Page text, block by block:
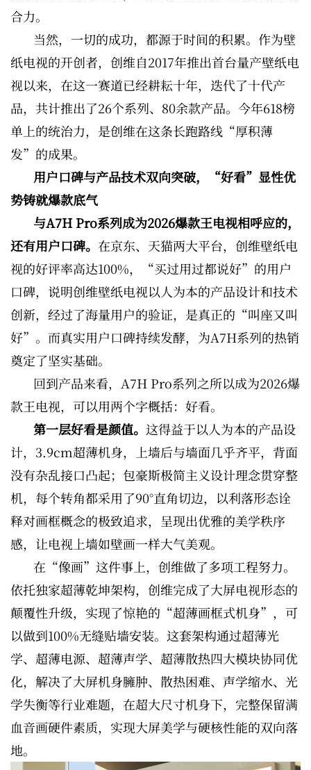
合力。
当然，一切的成功，都源于时间的积累。作为壁
纸电视的开创者，创维自2017年推出首台量产壁纸电
视以来，在这一赛道已经耕耘十年，迭代了十代产
品，共计推出了26个系列、80余款产品。今年618榜
单上的统治力，是创维在这条长跑路线“厚积薄
发”的成果。
用户口碑与产品技术双向突破，“好看”显性优
势铸就爆款底气
与A7H Pro系列成为2026爆款王电视相呼应的，
还有用户口碑。 在京东、天猫两大平台，创维壁纸电
视的好评率高达100%，“买过用过都说好”的用户
口碑，说明创维壁纸电视以人为本的产品设计和技术
创新，经过了海量用户的验证，是真正的“叫座又叫
好”。而真实用户口碑持续发酵，为A7H系列的热销
奠定了坚实基础。
回到产品来看，A7H Pro系列之所以成为2026爆
款王电视，可以用两个字概括：好看。
第一层好看是颜值。 这得益于以人为本的产品设
计，3.9cm超薄机身，上墙后与墙面几乎齐平，背面
没有杂乱接口凸起；包豪斯极简主义设计理念贯穿整
机，每个转角都采用了90°直角切边，以利落形态诠
释对画框概念的极致追求，呈现出优雅的美学秩序
感，让电视上墙如壁画一样大气美观。
在“像画”这件事上，创维做了多项工程努力。
依托独家超薄乾坤架构，创维完成了大屏电视形态的
颠覆性升级，实现了惊艳的“超薄画框式机身”，可
以做到100%无缝贴墙安装。这套架构通过超薄光
学、超薄电源、超薄声学、超薄散热四大模块协同优
化，解决了大屏机身臃肿、散热困难、声学缩水、光
学失衡等行业难题，在超大尺寸机身下，完整保留满
血音画硬件素质，实现大屏美学与硬核性能的双向落
地。